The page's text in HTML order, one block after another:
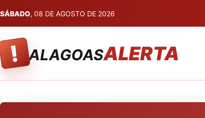
SÁBADO, 08 DE AGOSTO DE 2026
! ALAGOASALERTA